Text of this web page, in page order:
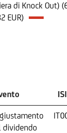
di Knock Out)
EUR)
dividendo